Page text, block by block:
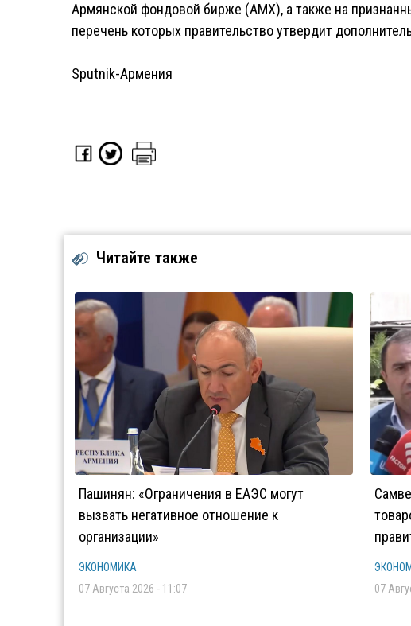
Армянской фондовой бирже (AMX), а также на
перечень которых правительство утвердит
Sputnik-Армения
Читайте также
Пашинян: «Ограничения в ЕАЭС могут
вызвать негативное отношение к
организации»
ЭКОНОМИКА
07 Августа 2026 - 11:07
07